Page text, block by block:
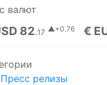
валют
82.17 ▲+0.76 €
Пресс релизы